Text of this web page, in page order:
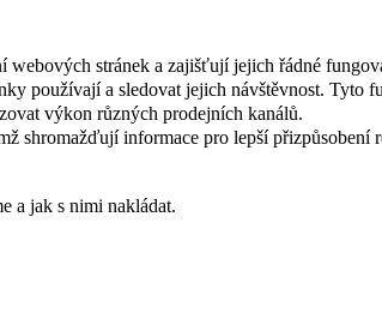
webových stránek a zajišťují jejich řádné
používají a sledovat jejich návštěvnost. Tyto
výkon různých prodejních kanálů.
shromažďují informace pro lepší přizpůsobení
a jak s nimi nakládat.